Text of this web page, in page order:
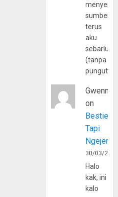
sumber
terus
aku
(tanpa
Gwenny
on
Bestie
Tapi
30/03/
Halo
kak, ini
kalo